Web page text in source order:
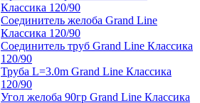
Классика 120/90
Соединитель желоба Grand Line
Классика 120/90
Соединитель труб Grand Line Классика
120/90
Труба L=3.0m Grand Line Классика
120/90
Угол желоба 90гр Grand Line Классика